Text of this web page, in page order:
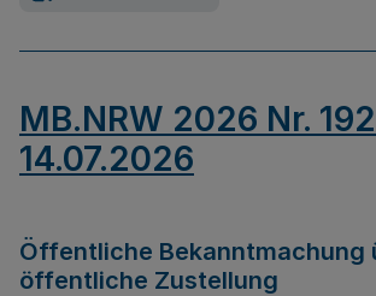
MB.NRW 2026 Nr.
14.07.2026
Öffentliche Bekanntmachung
öffentliche Zustellung